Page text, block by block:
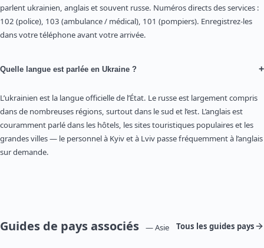
parlent ukrainien, anglais et souvent russe. Numéros directs des services :
102 (police), 103 (ambulance / médical), 101 (pompiers). Enregistrez-les
dans votre téléphone avant votre arrivée.
Quelle langue est parlée en Ukraine ? +
L’ukrainien est la langue officielle de l’État. Le russe est largement compris
dans de nombreuses régions, surtout dans le sud et l’est. L’anglais est
couramment parlé dans les hôtels, les sites touristiques populaires et les
grandes villes — le personnel à Kyiv et à Lviv passe fréquemment à l’anglais
sur demande.
Guides de pays associés — Asie Tous les guides pays